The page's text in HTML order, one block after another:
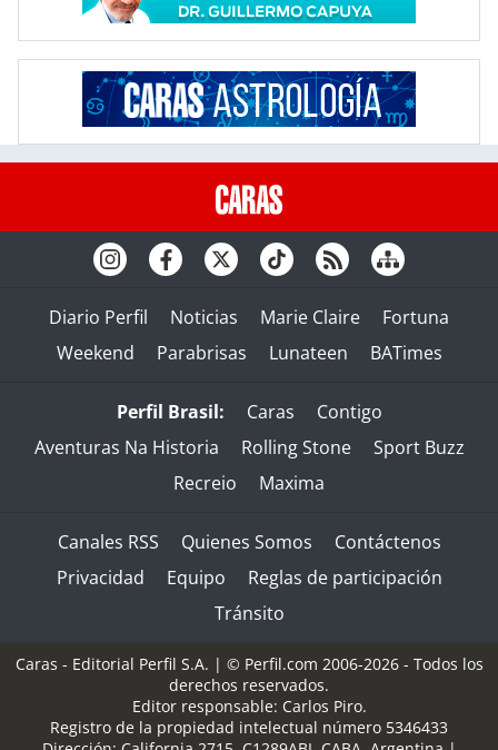
Diario Perfil Noticias Marie Claire
Fortuna
Weekend
Parabrisas Lunateen BATimes
Perfil Brasil: Caras
Contigo
Aventuras Na Historia
Rolling Stone
Sport Buzz
Recreio
Maxima
Canales RSS Quienes Somos
Contáctenos
Privacidad
Equipo
Reglas de participación
Tránsito
Caras - Editorial Perfil S.A. | © Perfil.com 2006-2026 - Todos los
derechos reservados.
Editor responsable: Carlos Piro.
Registro de la propiedad intelectual número 5346433